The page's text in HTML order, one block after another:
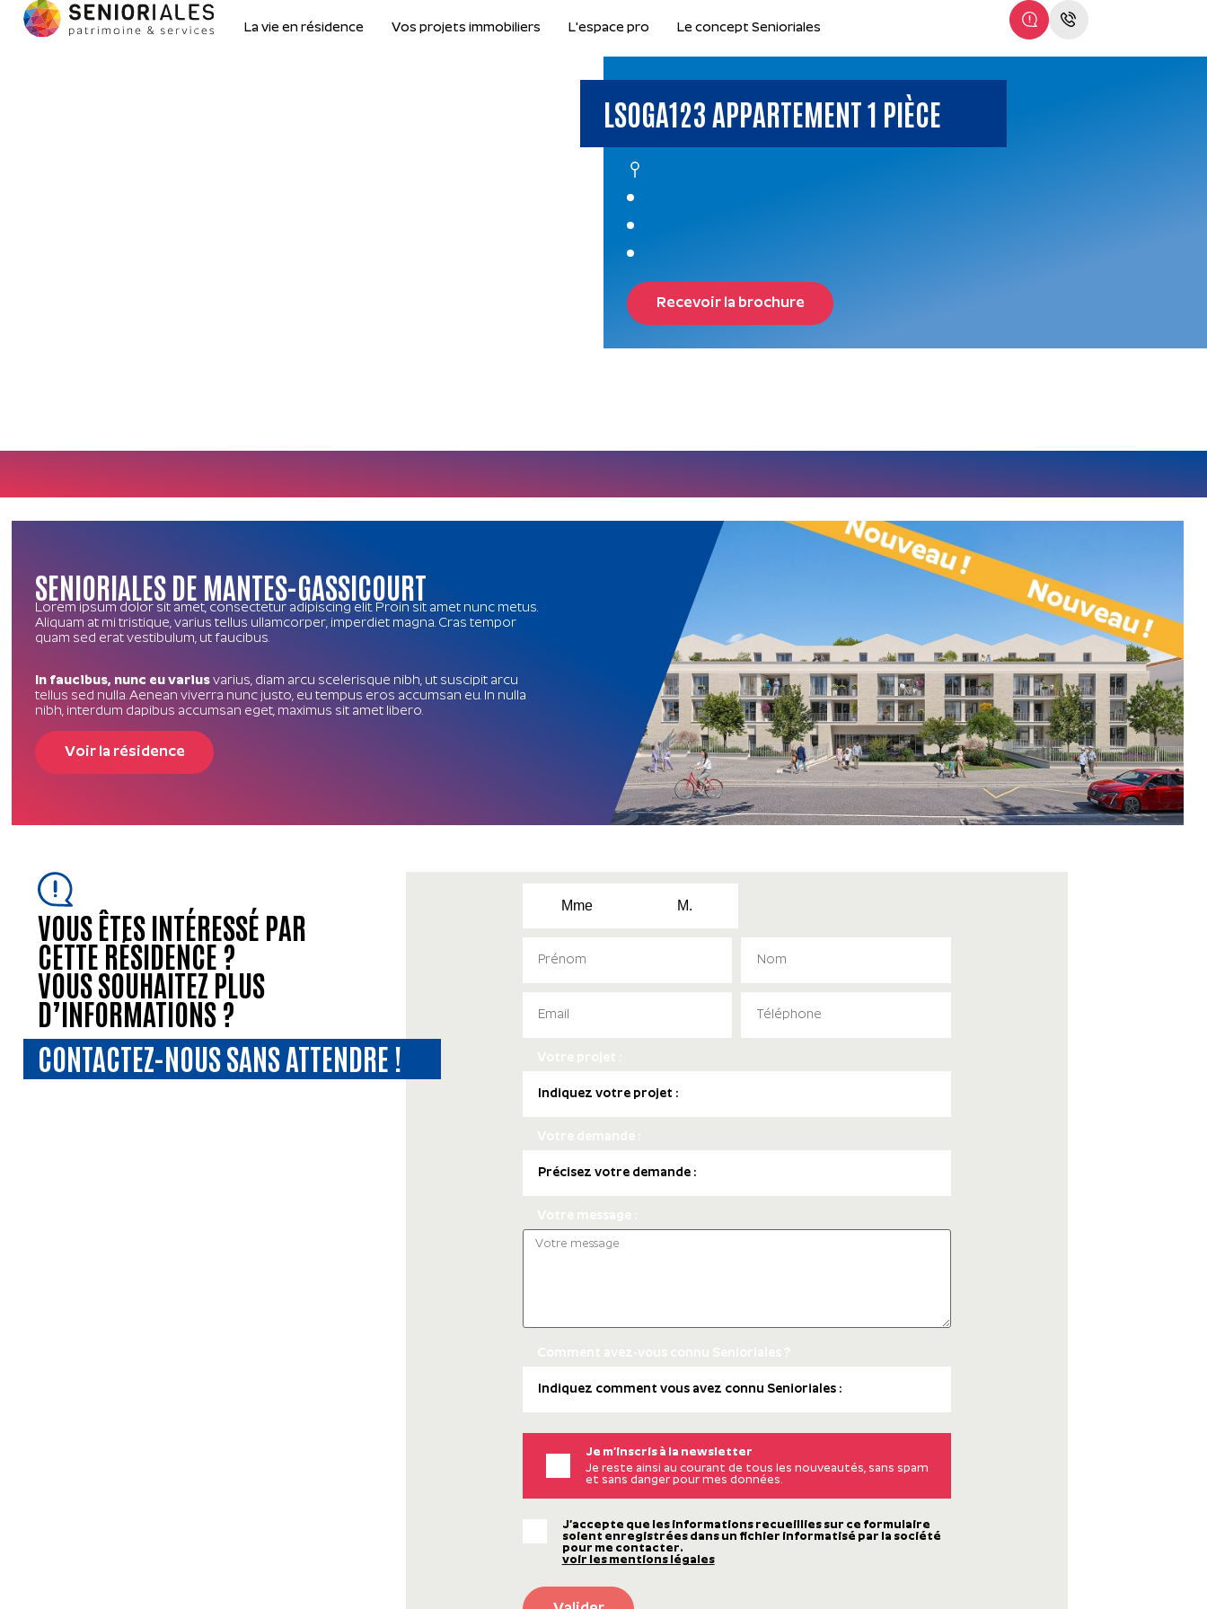
La vie en résidence Vos projets immobiliers L'espace pro Le concept Senioriales
LSOGA123 APPARTEMENT 1 PIÈCE
Recevoir la brochure
SENIORIALES DE MANTES-GASSICOURT
Lorem ipsum dolor sit amet, consectetur adipiscing elit. Proin sit amet nunc metus.
Aliquam at mi tristique, varius tellus ullamcorper, imperdiet magna. Cras tempor
quam sed erat vestibulum, ut faucibus.
In faucibus, nunc eu varius varius, diam arcu scelerisque nibh, ut suscipit arcu
tellus sed nulla. Aenean viverra nunc justo, eu tempus eros accumsan eu. In nulla
nibh, interdum dapibus accumsan eget, maximus sit amet libero.
Voir la résidence
VOUS ÊTES INTÉRESSÉ PAR
CETTE RÉSIDENCE ?
VOUS SOUHAITEZ PLUS
D’INFORMATIONS ?
CONTACTEZ-NOUS SANS ATTENDRE !
Mme M.
Je m’inscris à la newsletter
Je reste ainsi au courant de tous les nouveautés, sans spam
et sans danger pour mes données.
J’accepte que les informations recueillies sur ce formulaire
soient enregistrées dans un fichier informatisé par la société
pour me contacter.
voir les mentions légales